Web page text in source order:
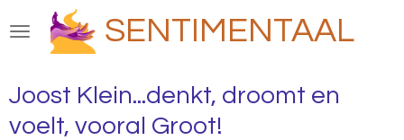
direct
de
hoofdinhoud
SENTIMENTAAL
Joost Klein...denkt, droomt en
voelt, vooral Groot!